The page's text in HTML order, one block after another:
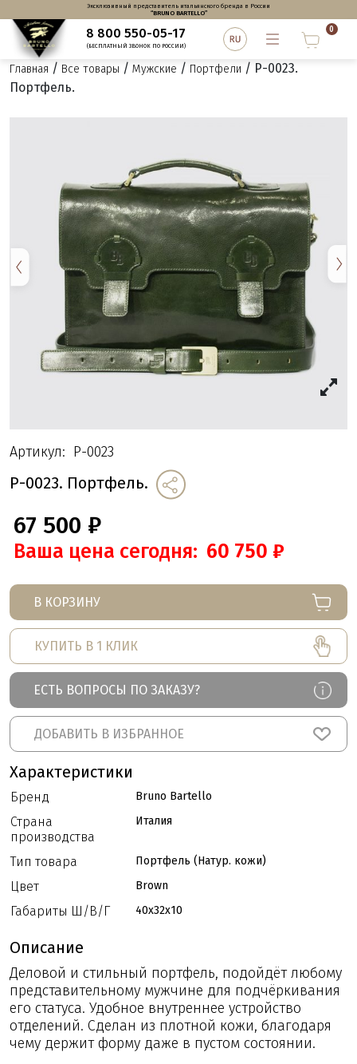
Эксклюзивный представитель итальянского бренда в России
“BRUNO BARTELLO”
8 800 550-05-17
(БЕСПЛАТНЫЙ ЗВОНОК ПО РОССИИ)
0
Главная / Все товары / Мужские / Портфели / P-0023.
Портфель.
Артикул: P-0023
P-0023. Портфель.
67 500 ₽
Ваша цена сегодня: 60 750 ₽
В КОРЗИНУ
КУПИТЬ В 1 КЛИК
ЕСТЬ ВОПРОСЫ ПО ЗАКАЗУ?
ДОБАВИТЬ В ИЗБРАННОЕ
Характеристики
Бренд Bruno Bartello
Страна
производства
Италия
Тип товара Портфель (Натур. кожи)
Цвет Brown
Габариты Ш/В/Г 40x32x10
Описание
Деловой и стильный портфель, подойдёт любому
представительному мужчине для подчёркивания
его статуса. Удобное внутреннее устройство
отделений. Сделан из плотной кожи, благодаря
чему держит форму даже в пустом состоянии.